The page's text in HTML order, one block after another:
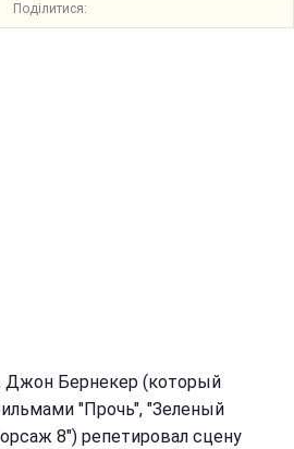
Поділитися:
Джон Бернекер (который
"Прочь", "Зеленый
8") репетировал сцену